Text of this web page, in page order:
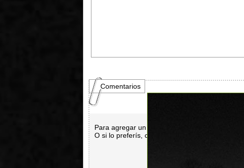
Comentarios
Para agregar un comentario es necesario hacer
O si lo preferís, con